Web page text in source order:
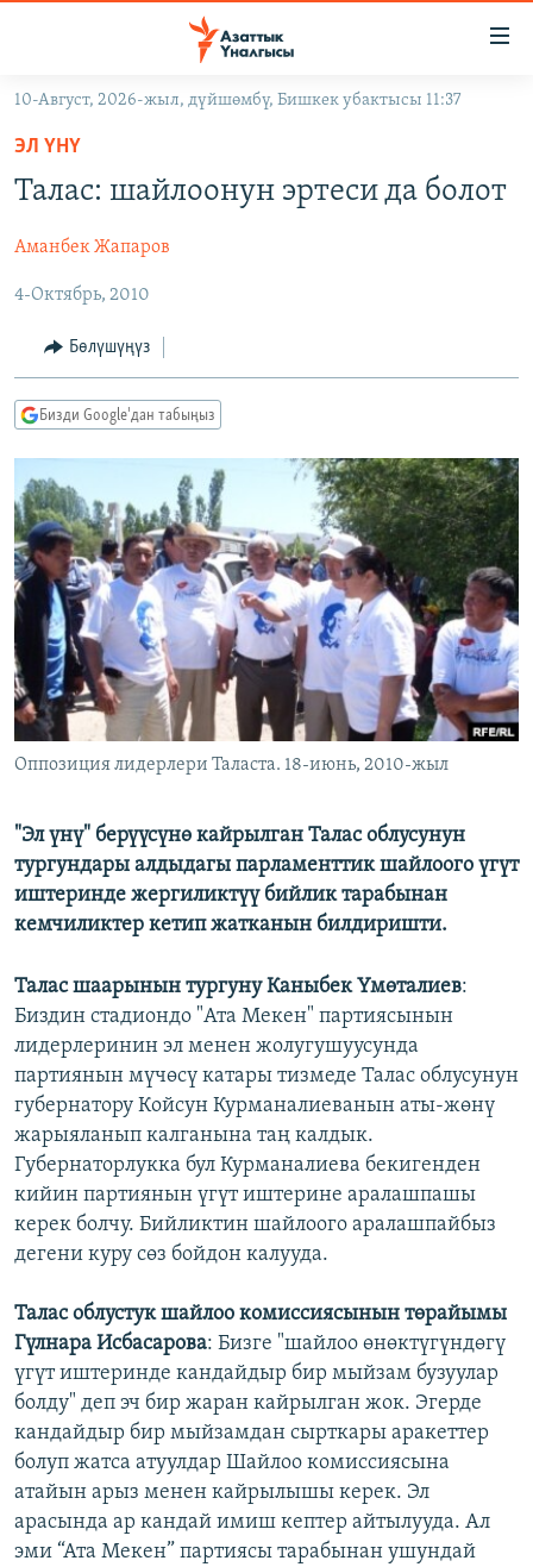
Навигацияга
өтүңүз
Издөөгө
салыңыз
САЯСАТ
ЭКОНОМИКА
МАДАНИЯТ
ДҮЙНӨ
БОРБОР АЗИЯ
УКРАИНА
АТАЙЫН ИЛИКТӨӨ
ТВ ПРОГРАММАЛАР
БҮГҮН АЗАТТЫКТА
ЭКСПЕРТТЕР ТАЛДАЙТ
ДАНИСТЕ
ЭЖЕ-СИҢДИЛЕР
АЗАТТЫК+
ЫҢГАЙСЫЗ СУРООЛОР
ПОДКАСТ
ӨЗГӨЧӨ ПИКИР
Русский
ОНЛАЙН ШЕРИНЕ
ЭЕ/АРнун бардык сайттары
10-Август, 2026-жыл, дүйшөмбү, Бишкек убактысы 11:37
ЭЛ ҮНҮ
Талас: шайлоонун эртеси да болот
Аманбек Жапаров
4-Октябрь, 2010
Бөлүшүңүз
Бизди Google'дан табыңыз
Оппозиция лидерлери Таласта. 18-июнь, 2010-жыл
"Эл үнү" берүүсүнө кайрылган Талас облусунун
тургундары алдыдагы парламенттик шайлоого үгүт
иштеринде жергиликтүү бийлик тарабынан
кемчиликтер кетип жатканын билдиришти.
Талас шаарынын тургуну Каныбек Үмөталиев:
Биздин стадиондо "Ата Мекен" партиясынын
лидерлеринин эл менен жолугушуусунда
партиянын мүчөсү катары тизмеде Талас облусунун
губернатору Койсун Курманалиеванын аты-жөнү
жарыяланып калганына таң калдык.
Губернаторлукка бул Курманалиева бекигенден
кийин партиянын үгүт иштерине аралашпашы
керек болчу. Бийликтин шайлоого аралашпайбыз
дегени куру сөз бойдон калууда.
Талас облустук шайлоо комиссиясынын төрайымы
Гүлнара Исбасарова: Бизге "шайлоо өнөктүгүндөгү
үгүт иштеринде кандайдыр бир мыйзам бузуулар
болду" деп эч бир жаран кайрылган жок. Эгерде
кандайдыр бир мыйзамдан сырткары аракеттер
болуп жатса атуулдар Шайлоо комиссиясына
атайын арыз менен кайрылышы керек. Эл
арасында ар кандай имиш кептер айтылууда. Ал
эми “Ата Мекен” партиясы тарабынан ушундай